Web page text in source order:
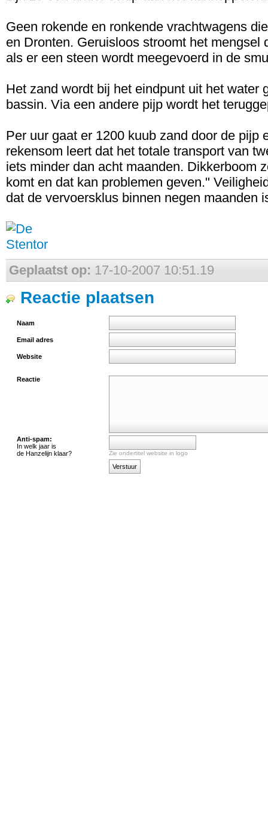
Geen rokende en ronkende vrachtwagens
en Dronten. Geruisloos stroomt het
als er een steen wordt meegevoerd in de
Het zand wordt bij het eindpunt uit het water
bassin. Via een andere pijp wordt het
Per uur gaat er 1200 kuub zand door de pijp
rekensom leert dat het totale transport van
iets minder dan acht maanden. Dikkerboom
komt en dat kan problemen geven."
dat de vervoersklus binnen negen maanden
Geplaatst op: 17-10-2007 10:51.19
Reactie plaatsen
Naam
Email adres
Website
Reactie
Anti-spam:
In welk jaar is
de Hanzelijn klaar?
Zie ondertitel website in logo